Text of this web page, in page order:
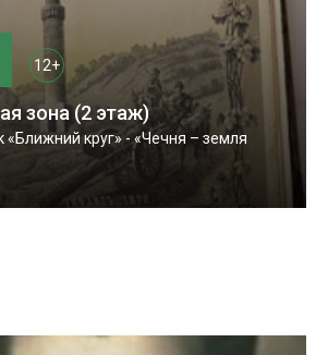
12+
зона (2 этаж)
«Ближний круг» - «Чечня – земля